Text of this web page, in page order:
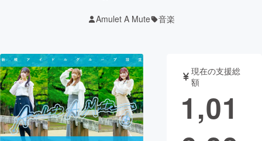
ジェクト
募集終了が近いプ
ロジェクト
アート・写真 音楽
テクノロジー・ガジェット ゲーム・サ
映像・映画
Amulet A Mute 音楽
現在の支援総
額
1,01